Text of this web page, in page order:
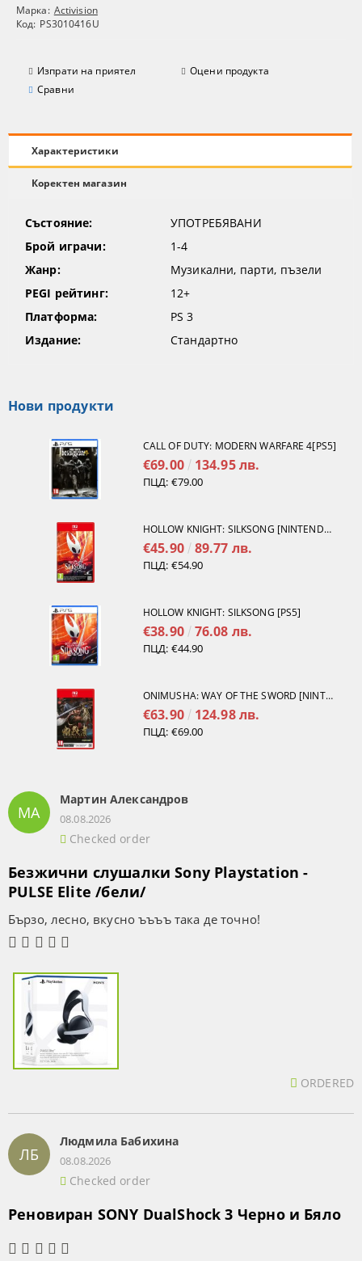
Марка: Activision
Код: PS3010416U
Изпрати на приятел
Оцени продукта
Сравни
Характеристики
Коректен магазин
Състояние:
УПОТРЕБЯВАНИ
Брой играчи:
1-4
Жанр:
Музикални, парти, пъзели
PEGI рейтинг:
12+
Платформа:
PS 3
Издание:
Стандартно
Нови продукти
CALL OF DUTY: MODERN WARFARE 4[PS5]
€69.00 134.95 лв.
ПЦД: €79.00
HOLLOW KNIGHT: SILKSONG [NINTENDO SWITCH 2]
€45.90 89.77 лв.
ПЦД: €54.90
HOLLOW KNIGHT: SILKSONG [PS5]
€38.90 76.08 лв.
ПЦД: €44.90
ONIMUSHA: WAY OF THE SWORD [NINTENDO SWITCH 2]
€63.90 124.98 лв.
ПЦД: €69.00
МА
Мартин Александров
08.08.2026
Checked order
Безжични слушалки Sony Playstation -
PULSE Elite /бели/
Бързо, лесно, вкусно ъъъъ така де точно!
ORDERED
ЛБ
Людмила Бабихина
08.08.2026
Checked order
Реновиран SONY DualShock 3 Черно и Бяло